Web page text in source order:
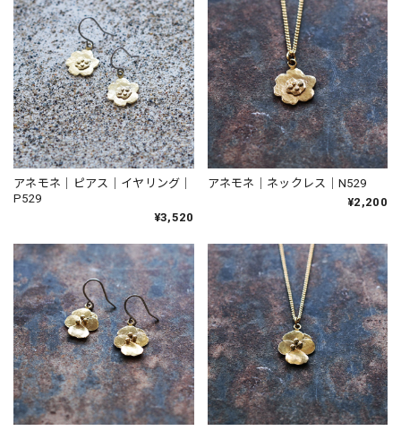
アネモネ｜ピアス｜イヤリング｜
P529
¥3,520
アネモネ｜ネックレス｜N529
¥2,200